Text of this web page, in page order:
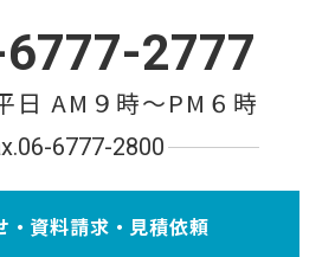
2777
日 AM９時〜PM６時
6777-2800
・資料請求・見積依頼